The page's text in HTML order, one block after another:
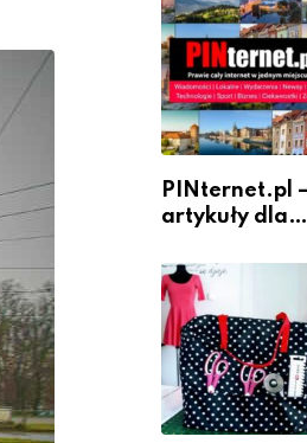
Email
PINternet.pl –
artykuły dla
jako
w widoczność